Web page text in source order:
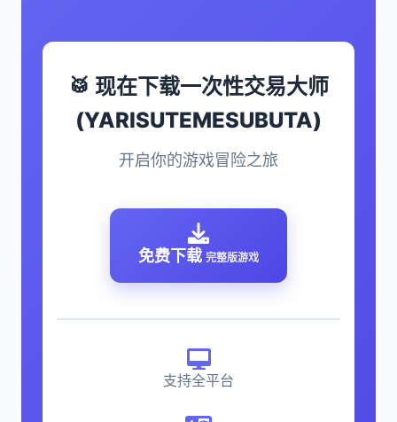
🥁 现在下载一次性交易大师
(YARISUTEMESUBUTA)
开启你的游戏冒险之旅
免费下载 完整版游戏
支持全平台